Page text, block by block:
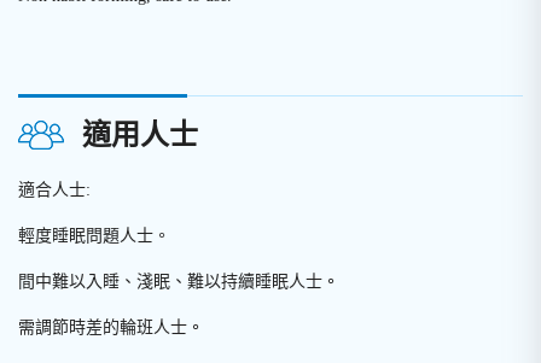
適用人士
適合人士:
輕度睡眠問題人士。
間中難以入睡、淺眠、難以持續睡眠人士 。
需調節時差的輪班人士 。